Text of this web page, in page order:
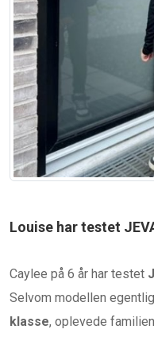
Louise har testet
Caylee på 6 år har testet
Selvom modellen
klasse, oplevede